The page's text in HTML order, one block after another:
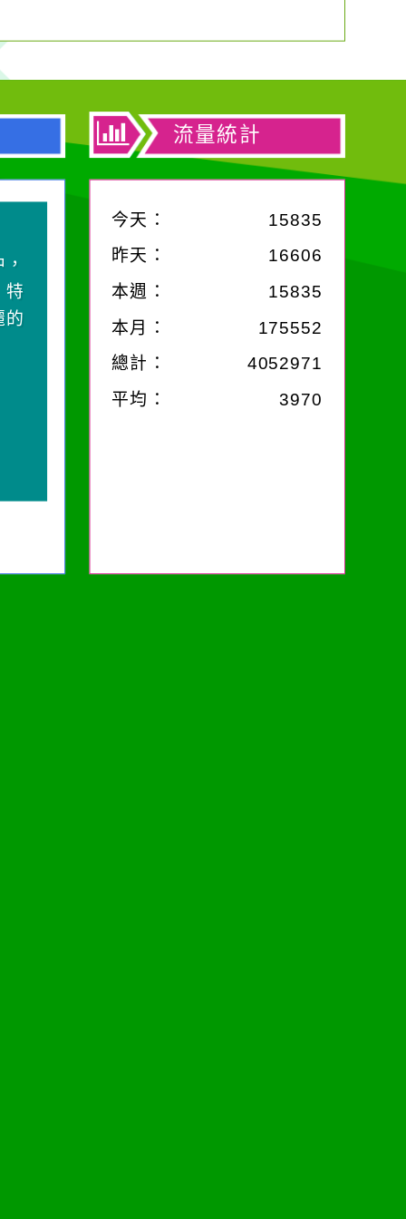
特
的
流量統計
今天：
15835
昨天：
16606
本週： 15835
本月：
175552
總計：
4052971
平均：
3970